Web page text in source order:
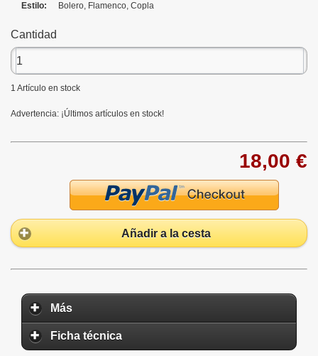
Estilo: Bolero, Flamenco, Copla
Cantidad
1 Artículo en stock
Advertencia: ¡Últimos artículos en stock!
18,00 €
Añadir a la cesta
Más
Ficha técnica